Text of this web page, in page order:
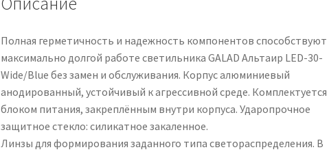
Полная герметичность и надежность компонентов способствуют
максимально долгой работе светильника GALAD Альтаир LED-30-
Wide/Blue без замен и обслуживания. Корпус алюминиевый
анодированный, устойчивый к агрессивной среде. Комплектуется
блоком питания, закреплённым внутри корпуса. Ударопрочное
защитное стекло: силикатное закаленное.
Линзы для формирования заданного типа светораспределения. В